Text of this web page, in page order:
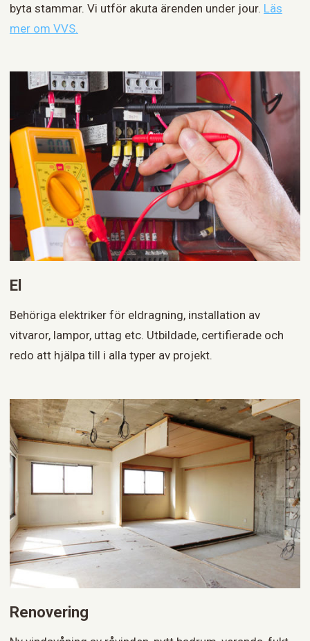
byta stammar. Vi utför akuta ärenden under jour. Läs
mer om VVS.
El
Behöriga elektriker för eldragning, installation av
vitvaror, lampor, uttag etc. Utbildade, certifierade och
redo att hjälpa till i alla typer av projekt.
Renovering